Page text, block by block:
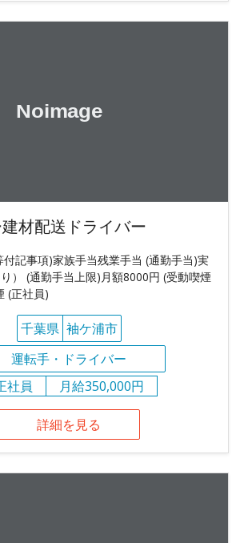
建材配送ドライバー
付記事項)家族手当残業手当 (通勤手当)実
） (通勤手当上限)月額8000円 (受動喫煙
(正社員)
千葉県 袖ケ浦市
運転手・ドライバー
社員
月給350,000円
詳細を見る